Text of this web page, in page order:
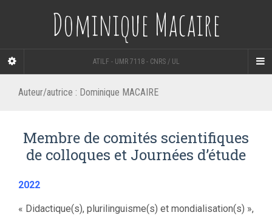
Dominique Macaire
ATILF - UMR 7118 - CNRS / UL
Auteur/autrice : Dominique MACAIRE
Membre de comités scientifiques
de colloques et Journées d’étude
2022
« Didactique(s), plurilinguisme(s) et mondialisation(s) »,